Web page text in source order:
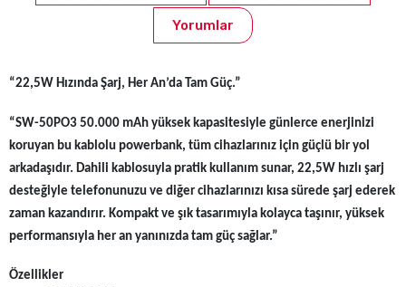
Yorumlar
“22,5W Hızında Şarj, Her An’da Tam Güç.”
“SW-50PO3 50.000 mAh yüksek kapasitesiyle günlerce enerjinizi
koruyan bu kablolu powerbank, tüm cihazlarınız için güçlü bir yol
arkadaşıdır. Dahili kablosuyla pratik kullanım sunar, 22,5W hızlı şarj
desteğiyle telefonunuzu ve diğer cihazlarınızı kısa sürede şarj ederek
zaman kazandırır. Kompakt ve şık tasarımıyla kolayca taşınır, yüksek
performansıyla her an yanınızda tam güç sağlar.”
Özellikler